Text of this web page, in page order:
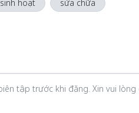
sinh hoạt sửa chữa